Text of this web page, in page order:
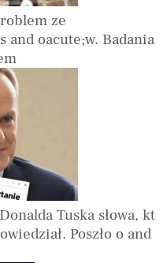
ze
and oacute;w. Badania
Tuska słowa, kt
Poszło o and